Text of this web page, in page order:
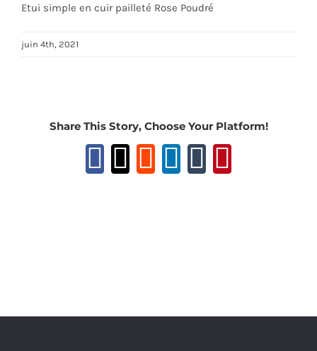
Etui simple en cuir pailleté Rose Poudré
juin 4th, 2021
Share This Story, Choose Your Platform!
Facebook
XReddit
LinkedIn
Tumblr